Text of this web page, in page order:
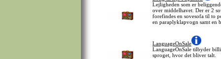
Lejligheden som er
over middelhavet. Der er 2
forefindes en sovesofa til to
en paraplyklapvogn samt en
LanguageOnSale
LanguageOnSale tilbyder
sproget, hvor det bliver talt.